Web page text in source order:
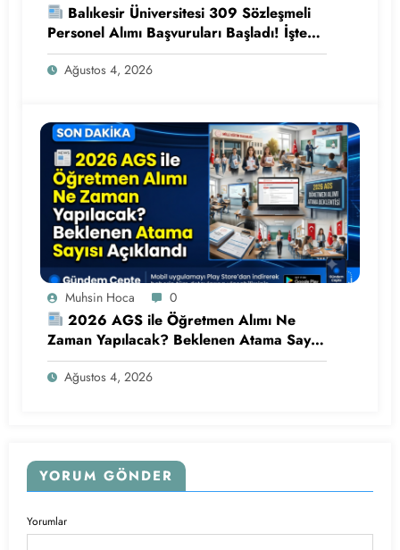
Balıkesir Üniversitesi 309 Sözleşmeli
Personel Alımı Başvuruları Başladı! İşte
Kadrolar ve Şartlar
Ağustos 4, 2026
Muhsin Hoca 0
2026 AGS ile Öğretmen Alımı Ne
Zaman Yapılacak? Beklenen Atama Sayısı
Açıklandı
Ağustos 4, 2026
YORUM GÖNDER
Yorumlar